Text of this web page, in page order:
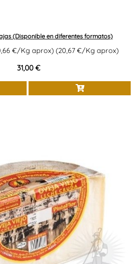
(Disponible en diferentes formatos)
€/Kg aprox) (20,67 €/Kg aprox)
31,00 €